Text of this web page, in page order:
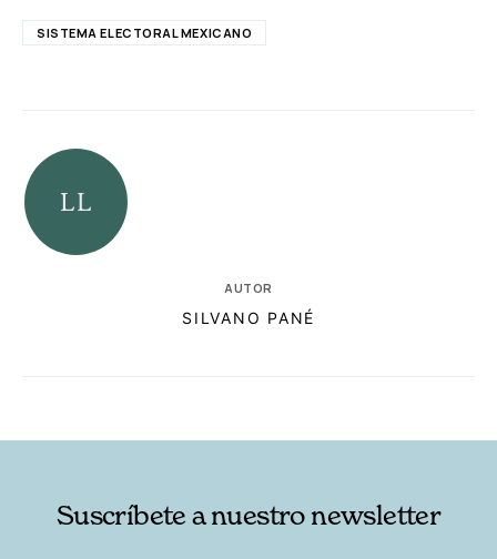
SISTEMA ELECTORAL MEXICANO
AUTOR
SILVANO PANÉ
Suscríbete a nuestro newsletter